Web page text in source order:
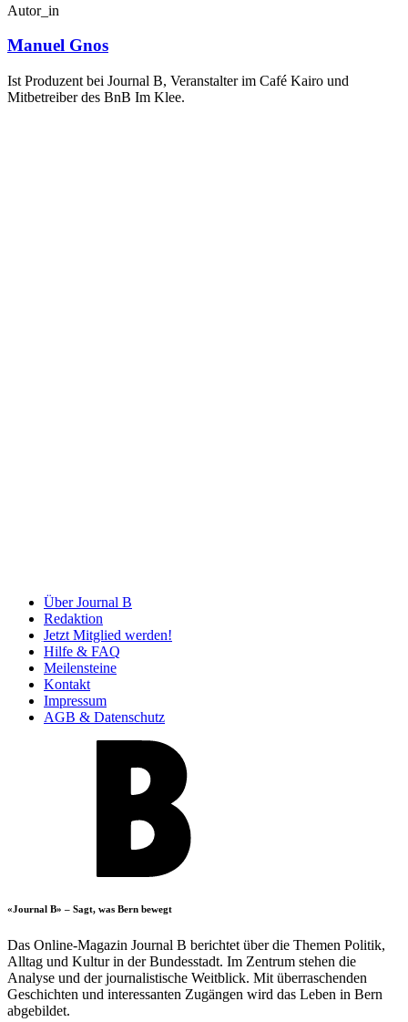
Autor_in
Manuel Gnos
Ist Produzent bei Journal B, Veranstalter im Café Kairo und
Mitbetreiber des BnB Im Klee.
Über Journal B
Redaktion
Jetzt Mitglied werden!
Hilfe & FAQ
Meilensteine
Kontakt
Impressum
AGB & Datenschutz
«Journal B» – Sagt, was Bern bewegt
Das Online-Magazin Journal B berichtet über die Themen Politik,
Alltag und Kultur in der Bundesstadt. Im Zentrum stehen die
Analyse und der journalistische Weitblick. Mit überraschenden
Geschichten und interessanten Zugängen wird das Leben in Bern
abgebildet.